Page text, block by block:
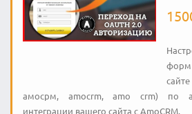
амосрм, amocrm, amo crm) по
интеграции вашего сайта с AmoCRM.